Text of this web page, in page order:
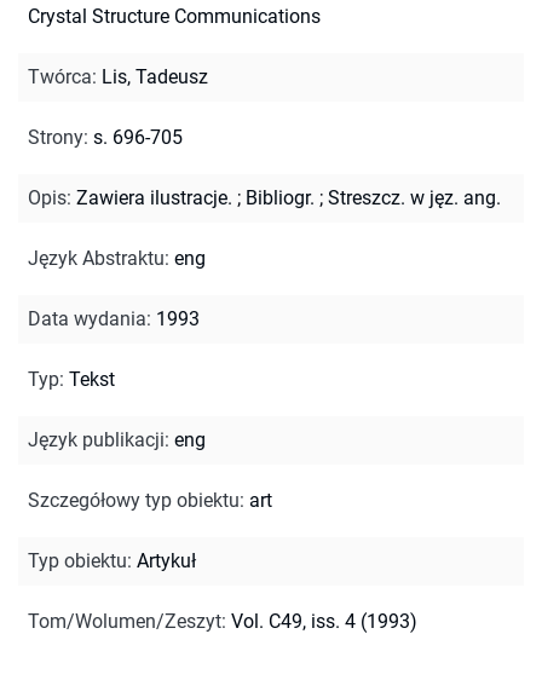
Crystal Structure Communications
Twórca: Lis, Tadeusz
Strony: s. 696-705
Opis: Zawiera ilustracje. ; Bibliogr. ; Streszcz. w jęz. ang.
Język Abstraktu: eng
Data wydania: 1993
Typ: Tekst
Język publikacji: eng
Szczegółowy typ obiektu: art
Typ obiektu: Artykuł
Tom/Wolumen/Zeszyt: Vol. C49, iss. 4 (1993)